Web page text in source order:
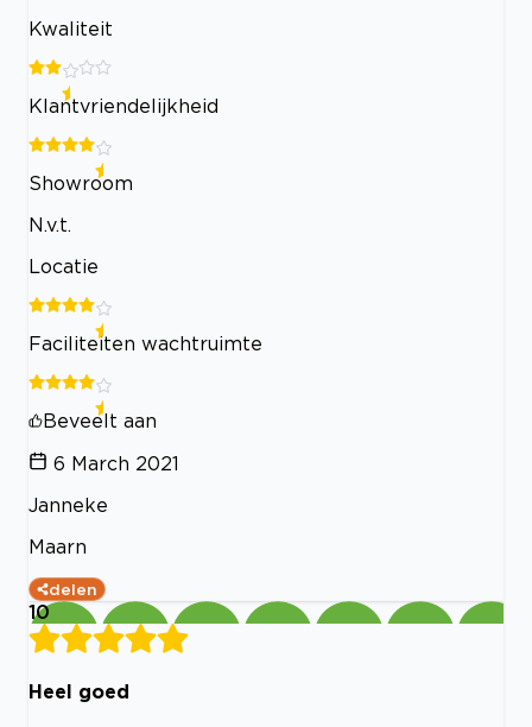
Kwaliteit
Klantvriendelijkheid
Showroom
N.v.t.
Locatie
Faciliteiten wachtruimte
Beveelt aan
6 March 2021
Janneke
Maarn
delen
10
Heel goed